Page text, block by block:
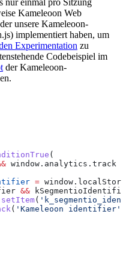
nur einmal pro Sitzung
Kameleoon Web
unsere Kameleoon-
implementiert haben, um
Experimentation zu
Codebeispiel im
der Kameleoon-
(
window . analytics . track
= window .
&&
setItem(
( 'Kameleoon identifier'